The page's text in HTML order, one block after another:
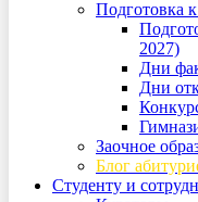
Подготовка
2027)
Дни
Дни
Заочное
Блог
Студенту и